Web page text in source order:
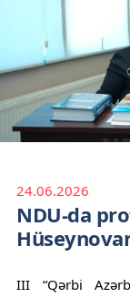
24.06.2026
NDU-da
III “Qərbi